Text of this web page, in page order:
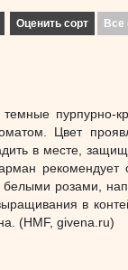
Оценить сорт Все
темные пурпурно-
Цвет
в месте,
рекомендует
белыми розами,
в
(HMF, givena.ru)